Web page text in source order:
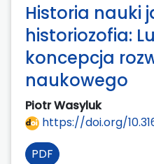
Historia nauki
historiozofia:
koncepcja
naukowego
Piotr Wasyluk
https://doi.org/
PDF